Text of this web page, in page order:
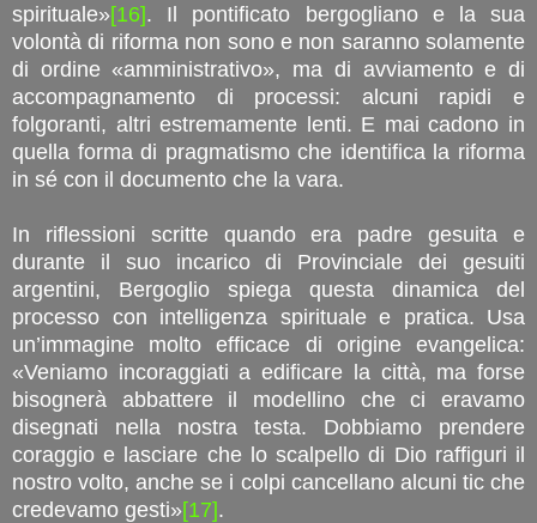
spirituale»[16]. Il pontificato bergogliano e la sua
volontà di riforma non sono e non saranno solamente
di ordine «amministrativo», ma di avviamento e di
accompagnamento di processi: alcuni rapidi e
folgoranti, altri estremamente lenti. E mai cadono in
quella forma di pragmatismo che identifica la riforma
in sé con il documento che la vara.
In riflessioni scritte quando era padre gesuita e
durante il suo incarico di Provinciale dei gesuiti
argentini, Bergoglio spiega questa dinamica del
processo con intelligenza spirituale e pratica. Usa
un’immagine molto efficace di origine evangelica:
«Veniamo incoraggiati a edificare la città, ma forse
bisognerà abbattere il modellino che ci eravamo
disegnati nella nostra testa. Dobbiamo prendere
coraggio e lasciare che lo scalpello di Dio raffiguri il
nostro volto, anche se i colpi cancellano alcuni tic che
credevamo gesti»[17].